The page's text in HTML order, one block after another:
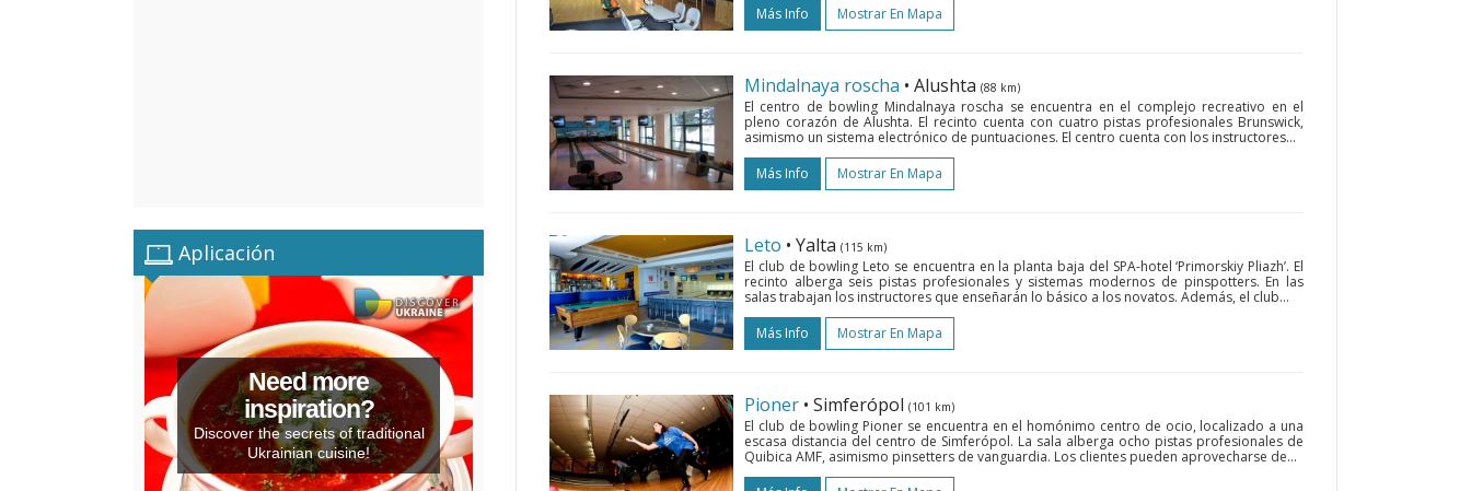
Aplicación
Need more
inspiration?
Discover the secrets of traditional
Ukrainian cuisine!
Más Info
Mostrar En Mapa
Mindalnaya roscha • Alushta (88 km)
El centro de bowling Mindalnaya roscha se encuentra en el complejo recreativo en el
pleno corazón de Alushta. El recinto cuenta con cuatro pistas profesionales Brunswick,
asimismo un sistema electrónico de puntuaciones. El centro cuenta con los instructores...
Más Info
Mostrar En Mapa
Leto • Yalta (115 km)
El club de bowling Leto se encuentra en la planta baja del SPA-hotel ‘Primorskiy Pliazh’. El
recinto alberga seis pistas profesionales y sistemas modernos de pinspotters. En las
salas trabajan los instructores que enseñarán lo básico a los novatos. Además, el club...
Más Info
Mostrar En Mapa
Pioner • Simferópol (101 km)
El club de bowling Pioner se encuentra en el homónimo centro de ocio, localizado a una
escasa distancia del centro de Simferópol. La sala alberga ocho pistas profesionales de
Quibica AMF, asimismo pinsetters de vanguardia. Los clientes pueden aprovecharse de...